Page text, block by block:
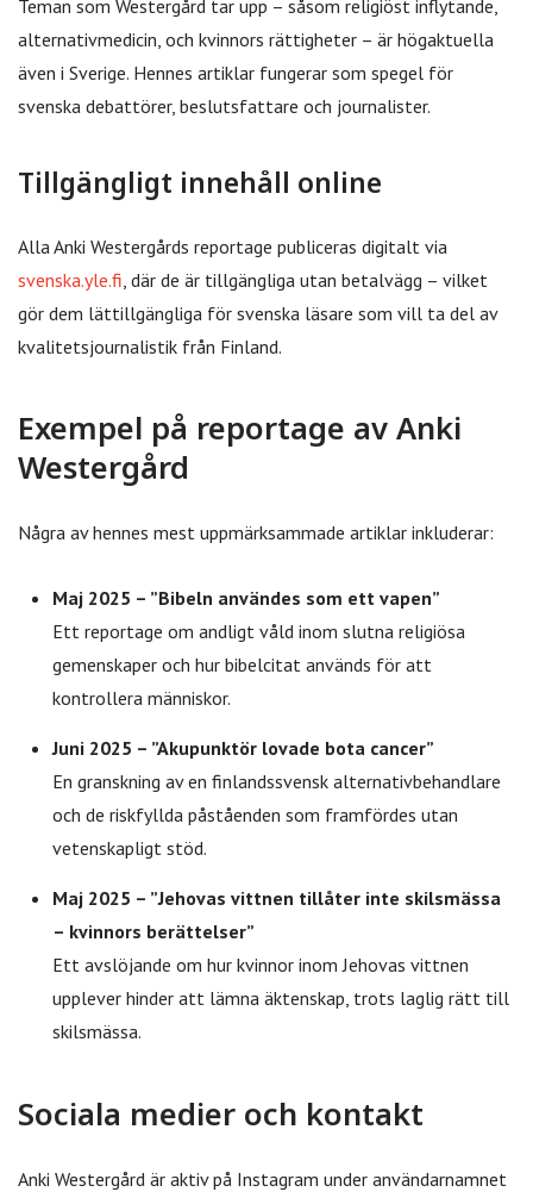
Teman som Westergård tar upp – såsom religiöst inflytande,
alternativmedicin, och kvinnors rättigheter – är högaktuella
även i Sverige. Hennes artiklar fungerar som spegel för
svenska debattörer, beslutsfattare och journalister.
Tillgängligt innehåll online
Alla Anki Westergårds reportage publiceras digitalt via
svenska.yle.fi , där de är tillgängliga utan betalvägg – vilket
gör dem lättillgängliga för svenska läsare som vill ta del av
kvalitetsjournalistik från Finland.
Exempel på reportage av Anki
Westergård
Några av hennes mest uppmärksammade artiklar inkluderar:
Maj 2025 – ”Bibeln användes som ett vapen”
Ett reportage om andligt våld inom slutna religiösa
gemenskaper och hur bibelcitat används för att
kontrollera människor.
Juni 2025 – ”Akupunktör lovade bota cancer”
En granskning av en finlandssvensk alternativbehandlare
och de riskfyllda påståenden som framfördes utan
vetenskapligt stöd.
Maj 2025 – ”Jehovas vittnen tillåter inte skilsmässa
– kvinnors berättelser”
Ett avslöjande om hur kvinnor inom Jehovas vittnen
upplever hinder att lämna äktenskap, trots laglig rätt till
skilsmässa.
Sociala medier och kontakt
Anki Westergård är aktiv på Instagram under användarnamnet